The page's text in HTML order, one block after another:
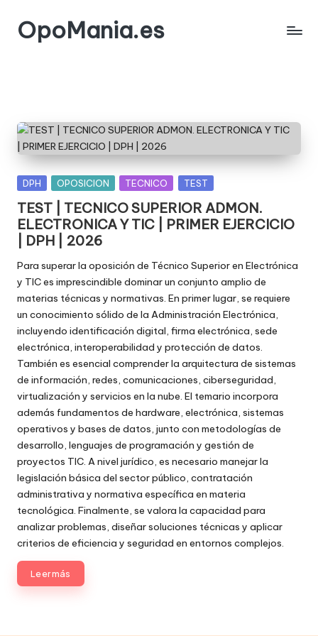
Saltar
contenido
OpoMania.es
Publicada
DPH OPOSICION TECNICO TEST
TEST | TECNICO SUPERIOR ADMON.
ELECTRONICA Y TIC | PRIMER EJERCICIO
| DPH | 2026
Para superar la oposición de Técnico Superior en Electrónica
y TIC es imprescindible dominar un conjunto amplio de
materias técnicas y normativas. En primer lugar, se requiere
un conocimiento sólido de la Administración Electrónica,
incluyendo identificación digital, firma electrónica, sede
electrónica, interoperabilidad y protección de datos.
También es esencial comprender la arquitectura de sistemas
de información, redes, comunicaciones, ciberseguridad,
virtualización y servicios en la nube. El temario incorpora
además fundamentos de hardware, electrónica, sistemas
operativos y bases de datos, junto con metodologías de
desarrollo, lenguajes de programación y gestión de
proyectos TIC. A nivel jurídico, es necesario manejar la
legislación básica del sector público, contratación
administrativa y normativa específica en materia
tecnológica. Finalmente, se valora la capacidad para
analizar problemas, diseñar soluciones técnicas y aplicar
criterios de eficiencia y seguridad en entornos complejos.
Leer más